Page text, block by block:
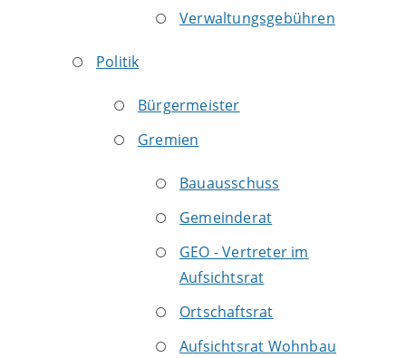
Verwaltungsgebühren
Politik
Bürgermeister
Gremien
Bauausschuss
Gemeinderat
GEO - Vertreter im
Aufsichtsrat
Ortschaftsrat
Aufsichtsrat Wohnbau